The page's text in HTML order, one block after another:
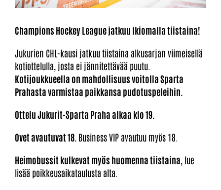
Champions Hockey League jatkuu Ikiomalla tiistaina!
Jukurien CHL-kausi jatkuu tiistaina alkusarjan viimeisellä
kotiottelulla, josta ei jännitettävää puutu.
Kotijoukkueella on mahdollisuus voitolla Sparta
Prahasta varmistaa paikkansa pudotuspeleihin.
Ottelu Jukurit-Sparta Praha alkaa klo 19.
Ovet avautuvat 18. Business VIP avautuu myös 18.
Heimobussit kulkevat myös huomenna tiistaina , lue
lisää poikkeusaikataulusta alta.